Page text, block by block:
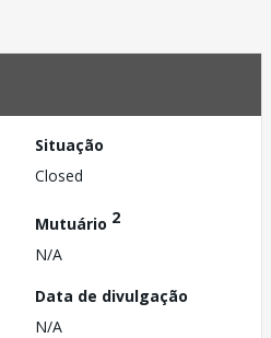
Situação
Closed
Mutuário 2
N/A
Data de divulgação
N/A